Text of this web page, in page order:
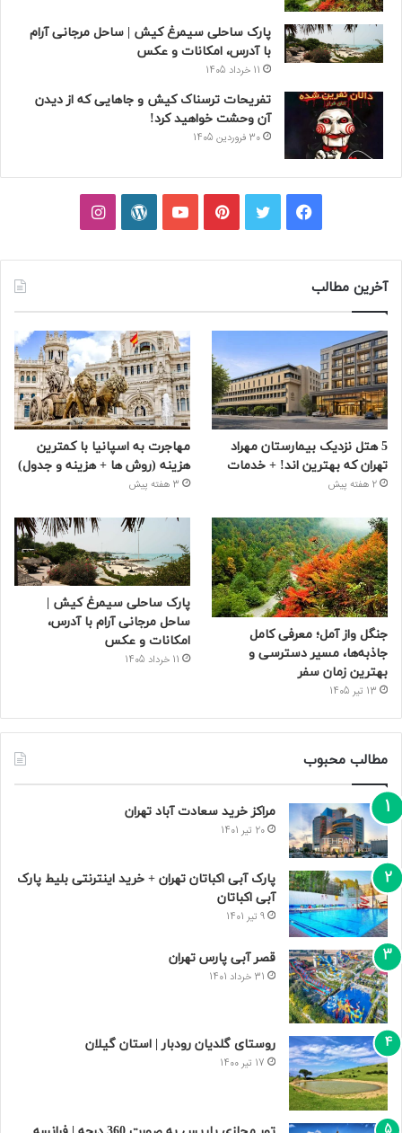
پارک ساحلی سیمرغ کیش | ساحل مرجانی آرام
با آدرس، امکانات و عکس
11 خرداد 1405
تفریحات ترسناک کیش و جاهایی که از دیدن
آن وحشت خواهید کرد!
30 فروردین 1405
فیسبوکتوییترپینتریستیوتیوبوردپرساینستاگرام
آخرین مطالب
5 هتل نزدیک بیمارستان مهراد
تهران که بهترین‌ اند! + خدمات
2 هفته پیش
مهاجرت به اسپانیا با کمترین
هزینه (روش ها + هزینه و جدول)
3 هفته پیش
جنگل واز آمل؛ معرفی کامل
جاذبه‌ها، مسیر دسترسی و
بهترین زمان سفر
13 تیر 1405
پارک ساحلی سیمرغ کیش |
ساحل مرجانی آرام با آدرس،
امکانات و عکس
11 خرداد 1405
مطالب محبوب
مراکز خرید سعادت‌ آباد تهران
20 تیر 1401
پارک آبی اکباتان تهران + خرید اینترنتی بلیط پارک
آبی اکباتان
9 تیر 1401
قصر آبی پارس تهران
31 خرداد 1401
روستای گلدیان رودبار | استان گیلان
17 تیر 1400